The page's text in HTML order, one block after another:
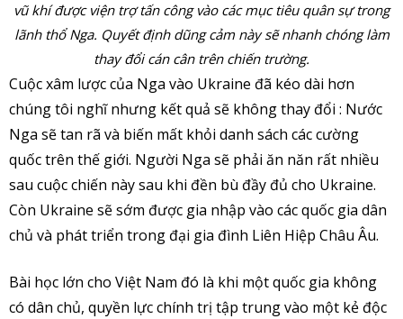
vũ khí được viện trợ tấn công vào các mục tiêu quân sự trong
lãnh thổ Nga. Quyết định dũng cảm này sẽ nhanh chóng làm
thay đổi cán cân trên chiến trường.
Cuộc xâm lược của Nga vào Ukraine đã kéo dài hơn
chúng tôi nghĩ nhưng kết quả sẽ không thay đổi : Nước
Nga sẽ tan rã và biến mất khỏi danh sách các cường
quốc trên thế giới. Người Nga sẽ phải ăn năn rất nhiều
sau cuộc chiến này sau khi đền bù đầy đủ cho Ukraine.
Còn Ukraine sẽ sớm được gia nhập vào các quốc gia dân
chủ và phát triển trong đại gia đình Liên Hiệp Châu Âu.
Bài học lớn cho Việt Nam đó là khi một quốc gia không
có dân chủ, quyền lực chính trị tập trung vào một kẻ độc